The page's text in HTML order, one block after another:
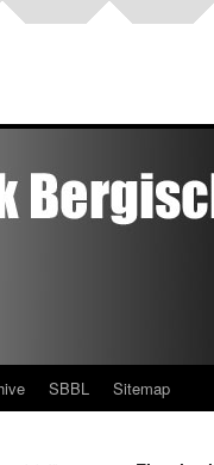
SBBL Sitemap